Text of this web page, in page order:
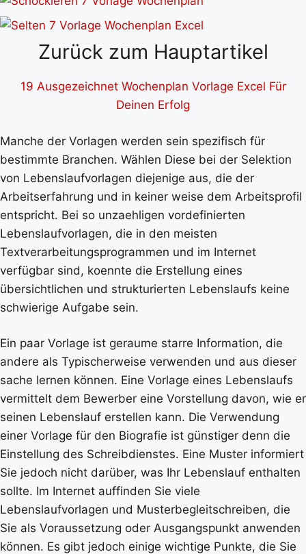
Zurück zum Hauptartikel
19 Ausgezeichnet Wochenplan Vorlage Excel Für
Deinen Erfolg
Manche der Vorlagen werden sein spezifisch für
bestimmte Branchen. Wählen Diese bei der Selektion
von Lebenslaufvorlagen diejenige aus, die der
Arbeitserfahrung und in keiner weise dem Arbeitsprofil
entspricht. Bei so unzaehligen vordefinierten
Lebenslaufvorlagen, die in den meisten
Textverarbeitungsprogrammen und im Internet
verfügbar sind, koennte die Erstellung eines
übersichtlichen und strukturierten Lebenslaufs keine
schwierige Aufgabe sein.
Ein paar Vorlage ist geraume starre Information, die
andere als Typischerweise verwenden und aus dieser
sache lernen können. Eine Vorlage eines Lebenslaufs
vermittelt dem Bewerber eine Vorstellung davon, wie er
seinen Lebenslauf erstellen kann. Die Verwendung
einer Vorlage für den Biografie ist günstiger denn die
Einstellung des Schreibdienstes. Eine Muster informiert
Sie jedoch nicht darüber, was Ihr Lebenslauf enthalten
sollte. Im Internet auffinden Sie viele
Lebenslaufvorlagen und Musterbegleitschreiben, die
Sie als Voraussetzung oder Ausgangspunkt anwenden
können. Es gibt jedoch einige wichtige Punkte, die Sie